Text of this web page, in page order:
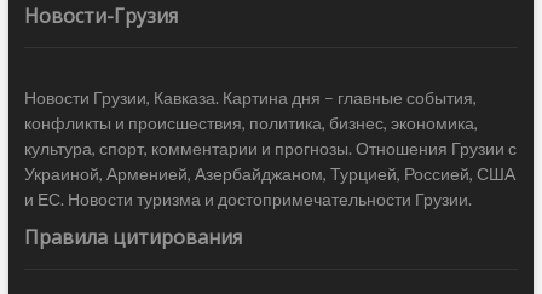
Новости-Грузия
Новости Грузии, Кавказа. Картина дня – главные события,
конфликты и происшествия, политика, бизнес, экономика,
культура, спорт, комментарии и прогнозы. Отношения Грузии с
Украиной, Арменией, Азербайджаном, Турцией, Россией, США
и ЕС. Новости туризма и достопримечательности Грузии.
Правила цитирования